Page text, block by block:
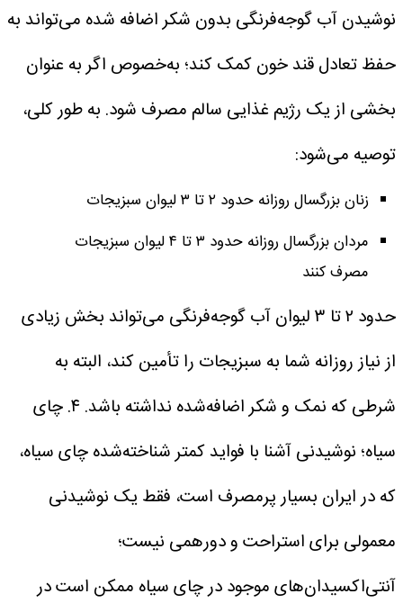
نوشیدن آب گوجه‌فرنگی بدون شکر اضافه شده می‌تواند به
حفظ تعادل قند خون کمک کند؛ به‌خصوص اگر به عنوان
بخشی از یک رژیم غذایی سالم مصرف شود. به طور کلی،
توصیه می‌شود:
زنان بزرگسال روزانه حدود ۲ تا ۳ لیوان سبزیجات
مردان بزرگسال روزانه حدود ۳ تا ۴ لیوان سبزیجات
مصرف کنند
حدود ۲ تا ۳ لیوان آب گوجه‌فرنگی می‌تواند بخش زیادی
از نیاز روزانه شما به سبزیجات را تأمین کند، البته به
شرطی که نمک و شکر اضافه‌شده نداشته باشد. ۴. چای
سیاه؛ نوشیدنی آشنا با فواید کمتر شناخته‌شدهچای سیاه،
که در ایران بسیار پرمصرف است، فقط یک نوشیدنی
معمولی برای استراحت و دورهمی نیست؛
آنتی‌اکسیدان‌های موجود در چای سیاه ممکن است در